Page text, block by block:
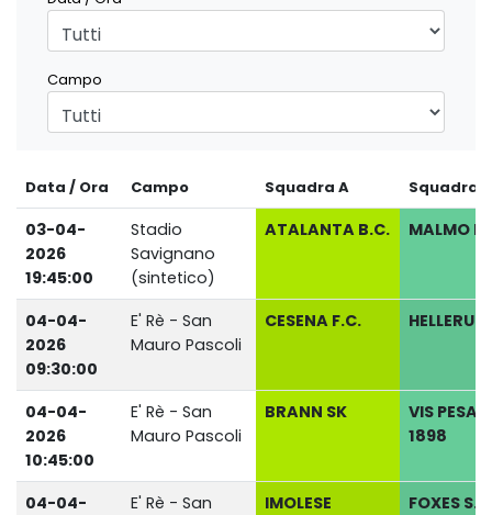
Campo
Data / Ora Campo Squadra A Squadra B
03-04-
2026
19:45:00
Stadio
Savignano
(sintetico)
ATALANTA B.C. MALMO FF
04-04-
2026
09:30:00
E' Rè - San
Mauro Pascoli
CESENA F.C. HELLERUP
04-04-
2026
10:45:00
E' Rè - San
Mauro Pascoli
BRANN SK
VIS
1898
04-04-
E' Rè - San
IMOLESE
FOXES S.S.